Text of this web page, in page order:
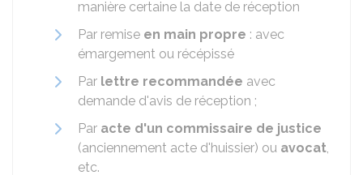
manière certaine la date de réception
Par remise en main propre : avec
émargement ou récépissé
Par lettre recommandée avec
demande d'avis de réception ;
Par acte d'un commissaire de justice
(anciennement acte d'huissier) ou avocat,
etc.